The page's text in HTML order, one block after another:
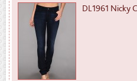
DL1961 Nicky